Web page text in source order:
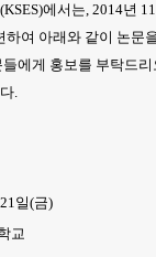
(KSES)에서는, 2014년 11
하여 아래와 같이 논문
에게 홍보를 부탁드리
.
21일(금)
교